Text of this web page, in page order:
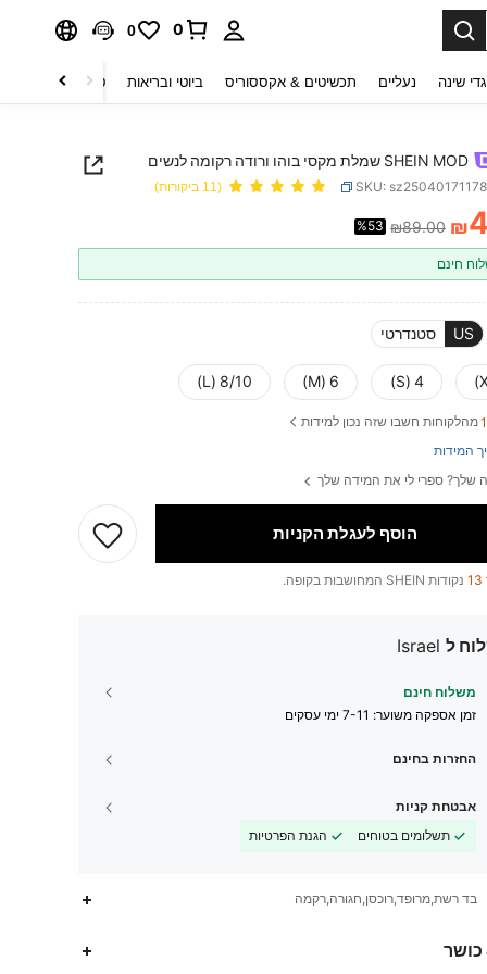
0
0
שינה נעליים תכשיטים & אקססוריס ביוטי ובריאות טקסטיל לבית
SHEIN MOD שמלת מקסי בוהו ורודה רקומה לנשים
SKU: (11 ביקורות)
PRICE AND ₪
₪89.00
%53
חינם
US סטנדרטי
4 (S)
6 (M)
8/10 (L)
מהלקוחות חשבו שזה נכון למידות
המידות
שלך? ספרי לי את המידה שלך
הוסף לעגלת הקניות
13 נקודות SHEIN המחושבות בקופה.
ל Israel
משלוח חינם
זמן אספקה ​​משוער: 7-11 ימי עסקים
החזרות בחינם
אבטחת קניות
תשלומים בטוחים
הגנת הפרטיות
בד רשת,מרופד,רוכסן,חגורה,רקמה
כושר